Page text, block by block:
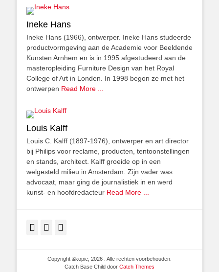
Ineke Hans
Ineke Hans (1966), ontwerper. Ineke Hans studeerde
productvormgeving aan de Academie voor Beeldende
Kunsten Arnhem en is in 1995 afgestudeerd aan de
masteropleiding Furniture Design van het Royal
College of Art in Londen. In 1998 begon ze met het
ontwerpen Read More ...
Louis Kalff
Louis C. Kalff (1897-1976), ontwerper en art director
bij Philips voor reclame, producten, tentoonstellingen
en stands, architect. Kalff groeide op in een
welgesteld milieu in Amsterdam. Zijn vader was
advocaat, maar ging de journalistiek in en werd
kunst- en hoofdredacteur Read More ...
Facebook
Twitter
Copyright &kopie; 2026
. Alle rechten voorbehouden.
Catch Base Child door Catch Themes